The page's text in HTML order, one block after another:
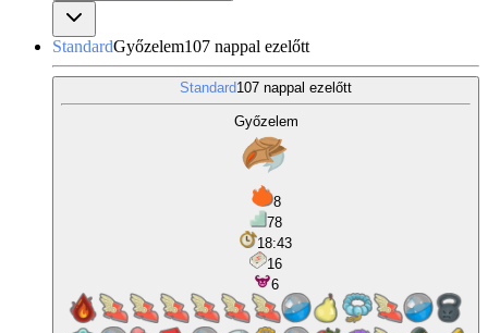
StandardGyőzelem107 nappal ezelőtt
Standard107 nappal ezelőtt
Győzelem
8
78
18:43
16
6